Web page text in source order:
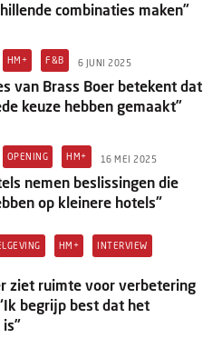
combinaties maken”
HM+ F&B 6 JUNI 2025
van Brass Boer betekent dat
keuze hebben gemaakt”
OPENING HM+ 16 MEI 2025
nemen beslissingen die
op kleinere hotels"
HM+ INTERVIEW
ziet ruimte voor verbetering
begrijp best dat het